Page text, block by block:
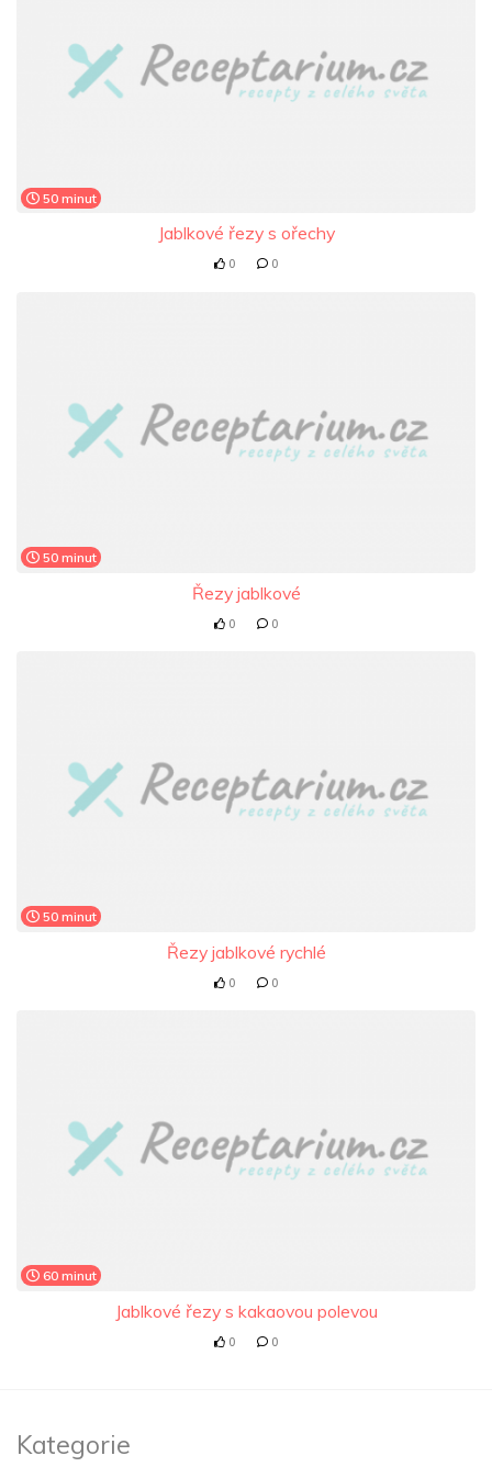
50 minut
Jablkové řezy s ořechy
0 0
50 minut
Řezy jablkové
0 0
50 minut
Řezy jablkové rychlé
0 0
60 minut
Jablkové řezy s kakaovou polevou
0 0
Kategorie